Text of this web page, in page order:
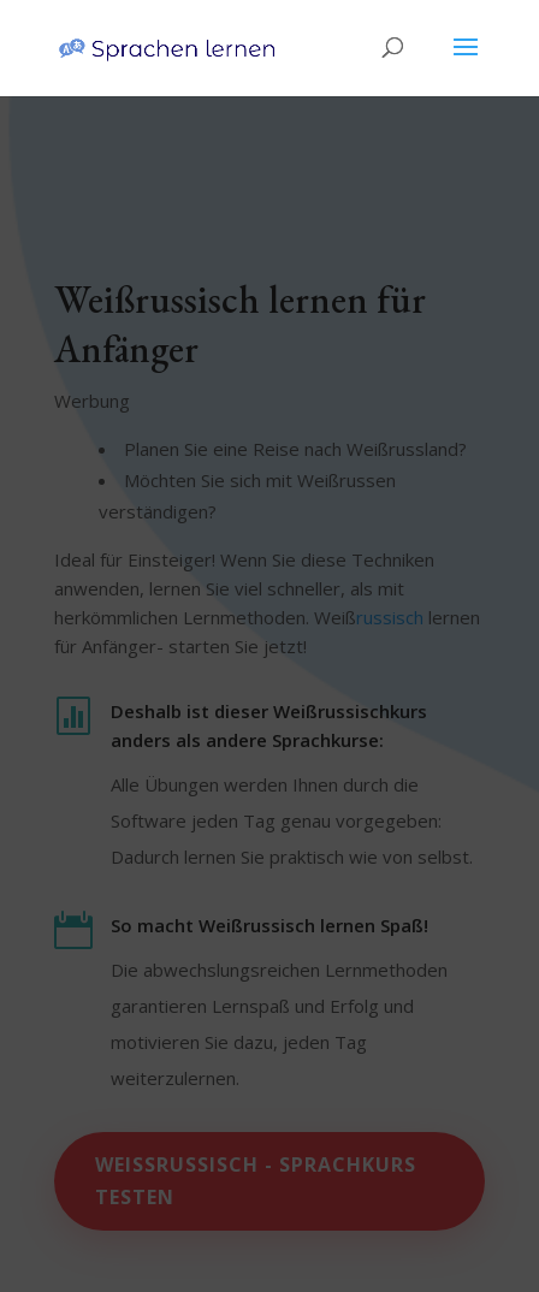
Weißrussisch lernen für
Anfänger
Werbung
Planen Sie eine Reise nach Weißrussland?
Möchten Sie sich mit Weißrussen
verständigen?
Ideal für Einsteiger! Wenn Sie diese Techniken
anwenden, lernen Sie viel schneller, als mit
herkömmlichen Lernmethoden. Weißrussisch lernen
für Anfänger- starten Sie jetzt!

Deshalb ist dieser Weißrussischkurs
anders als andere Sprachkurse:
Alle Übungen werden Ihnen durch die
Software jeden Tag genau vorgegeben:
Dadurch lernen Sie praktisch wie von selbst.

So macht Weißrussisch lernen Spaß!
Die abwechslungsreichen Lernmethoden
garantieren Lernspaß und Erfolg und
motivieren Sie dazu, jeden Tag
weiterzulernen.
WEISSRUSSISCH - SPRACHKURS T
ESTEN